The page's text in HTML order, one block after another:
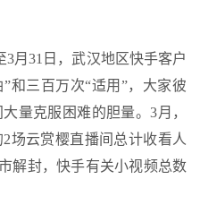
31日，武汉地区快手客户
和三百万次“适用”，大家彼
量克服困难的胆量。3月，
场云赏樱直播间总计收看人
解封，快手有关小视频总数